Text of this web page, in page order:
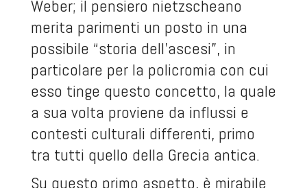
Weber; il pensiero nietzscheano
merita parimenti un posto in una
possibile “storia dell’ascesi”, in
particolare per la policromia con cui
esso tinge questo concetto, la quale
a sua volta proviene da influssi e
contesti culturali differenti, primo
tra tutti quello della Grecia antica.
Su questo primo aspetto, è mirabile